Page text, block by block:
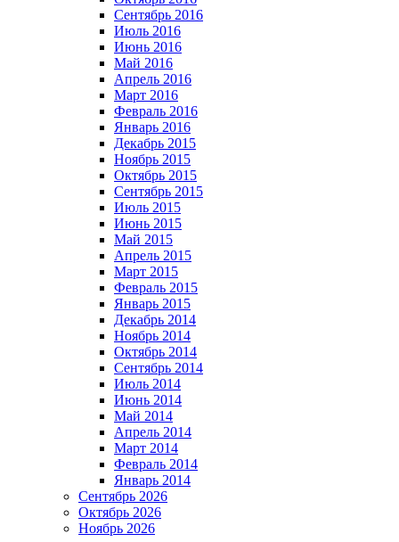
Сентябрь 2016
Июль 2016
Июнь 2016
Май 2016
Апрель 2016
Март 2016
Февраль 2016
Январь 2016
Декабрь 2015
Ноябрь 2015
Октябрь 2015
Сентябрь 2015
Июль 2015
Июнь 2015
Май 2015
Апрель 2015
Март 2015
Февраль 2015
Январь 2015
Декабрь 2014
Ноябрь 2014
Октябрь 2014
Сентябрь 2014
Июль 2014
Июнь 2014
Май 2014
Апрель 2014
Март 2014
Февраль 2014
Январь 2014
Сентябрь 2026
Октябрь 2026
Ноябрь 2026